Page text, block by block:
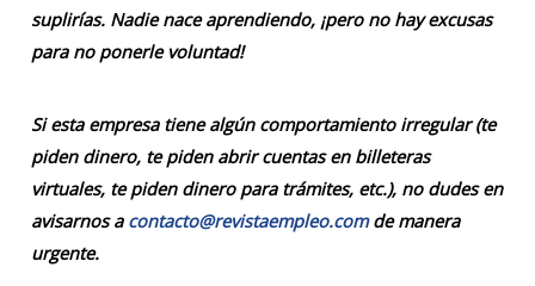
suplirías. Nadie nace aprendiendo, ¡pero no hay excusas
para no ponerle voluntad!
Si esta empresa tiene algún comportamiento irregular (te
piden dinero, te piden abrir cuentas en billeteras
virtuales, te piden dinero para trámites, etc.), no dudes en
avisarnos a contacto@revistaempleo.comde manera
urgente.